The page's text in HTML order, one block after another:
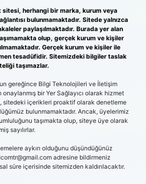
sitesi, herhangi bir marka, kurum veya
bulunmamaktadır. Sitede yalnızca
paylaşılmaktadır. Burada yer alan
olup, gerçek kurum ve kişiler
Gerçek kurum ve kişiler ile
tesadüfidir. Sitemizdeki bilgiler taslak
taşımazlar.
gereğince Bilgi Teknolojileri ve İletişim
onaylanmış bir Yer Sağlayıcı olarak hizmet
sitedeki içerikleri proaktif olarak denetleme
bulunmamaktadır. Ancak, üyelerimiz
taşımakta olup, siteye üye olarak
sayılırlar.
aykırı olduğunu düşündüğünüz
adresine bildirmeniz
süre içerisinde sitemizden kaldırılacaktır.